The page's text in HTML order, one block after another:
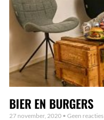
BIER EN BURGERS
27 november, 2020 Geen reacties